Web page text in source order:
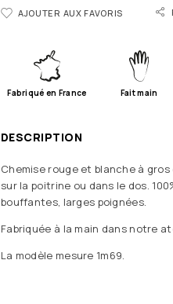
AJOUTER AUX FAVORIS
Fabriqué en France Fait main
DESCRIPTION
Chemise rouge et blanche à
sur la poitrine ou dans le dos.
bouffantes, larges poignées.
Fabriquée à la main dans notre
La modèle mesure 1m69.